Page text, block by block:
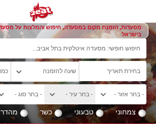
מסעדות, הזמנת מקום במסעדה, חיפוש והמלצות על
בישראל
צמחוני טבעוני כשר